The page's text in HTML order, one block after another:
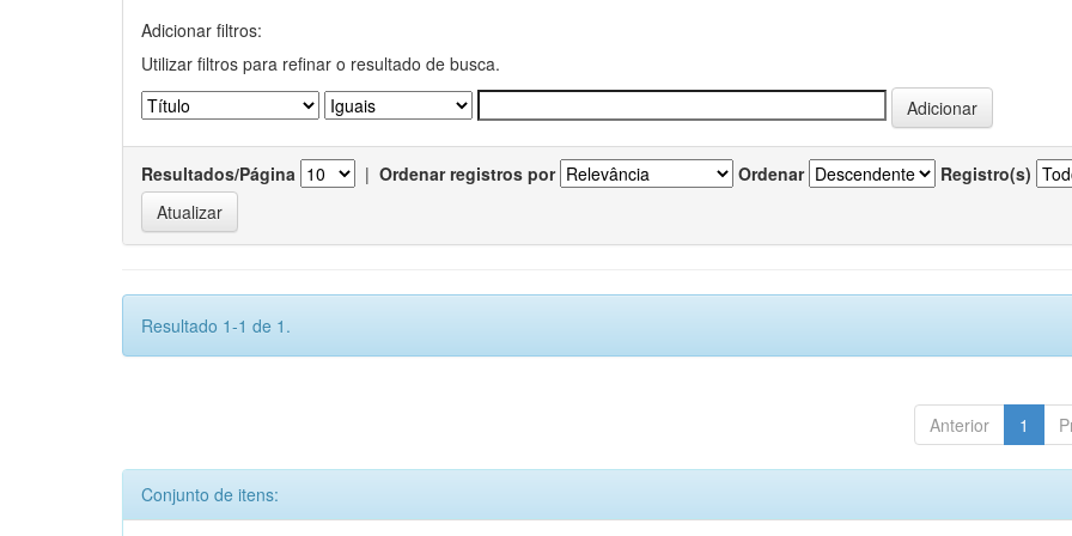
Adicionar filtros:
Utilizar filtros para refinar o resultado de busca.
Resultados/Página | Ordenar registros por Ordenar Registro(s)
Resultado 1-1 de 1.
Anterior 1
Conjunto de itens: